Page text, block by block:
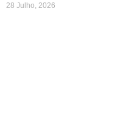
28 Julho, 2026